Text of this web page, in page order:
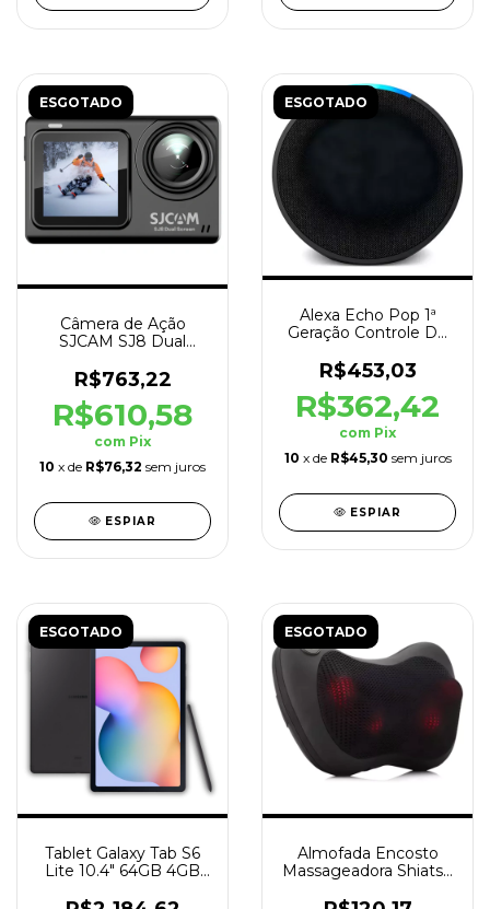
ESGOTADO
Câmera de Ação
SJCAM SJ8 Dual
Preto
R$763,22
R$610,58
com Pix
10 x de R$76,32 sem juros
ESPIAR
ESGOTADO
Alexa Echo Pop 1ª
Geração Controle De
R$453,03
R$362,42
com Pix
10 x de R$45,30 sem juros
ESPIAR
ESGOTADO
Tablet Galaxy Tab S6
Lite 10.4" 64GB 4GB
ESGOTADO
Almofada Encosto
Massageadora Shiatsu